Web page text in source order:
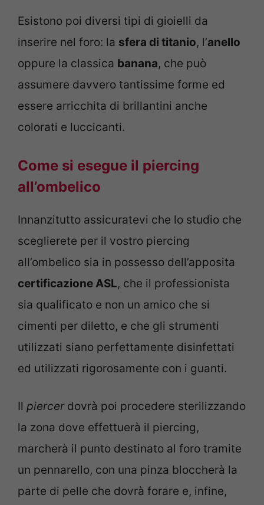
Esistono poi diversi tipi di gioielli da
inserire nel foro: la sfera di titanio, l’anello
oppure la classica banana, che può
assumere davvero tantissime forme ed
essere arricchita di brillantini anche
colorati e luccicanti.
Come si esegue il piercing
all’ombelico
Innanzitutto assicuratevi che lo studio che
sceglierete per il vostro piercing
all’ombelico sia in possesso dell’apposita
certificazione ASL, che il professionista
sia qualificato e non un amico che si
cimenti per diletto, e che gli strumenti
utilizzati siano perfettamente disinfettati
ed utilizzati rigorosamente con i guanti.
Il piercerdovrà poi procedere sterilizzando
la zona dove effettuerà il piercing,
marcherà il punto destinato al foro tramite
un pennarello, con una pinza bloccherà la
parte di pelle che dovrà forare e, infine,